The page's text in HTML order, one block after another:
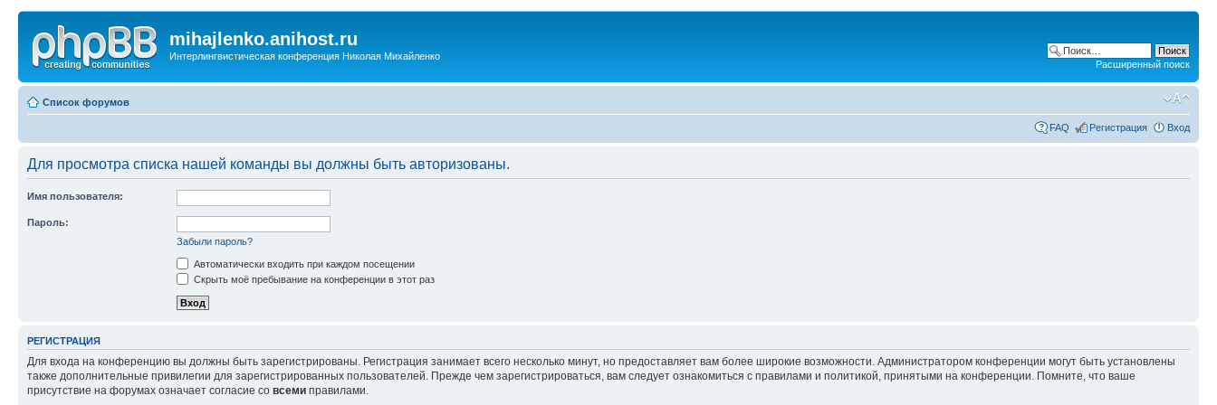
mihajlenko.anihost.ru
Интерлингвистическая конференция Николая Михайленко
Расширенный поиск
Список форумов
FAQ Регистрация Вход
Для просмотра списка нашей команды вы должны быть авторизованы.
Имя пользователя:
Пароль:
Забыли пароль?
Автоматически входить при каждом посещении
Скрыть моё пребывание на конференции в этот раз
РЕГИСТРАЦИЯ
Для входа на конференцию вы должны быть зарегистрированы. Регистрация занимает всего несколько минут, но предоставляет вам более широкие возможности. Администратором конференции могут быть установлены
также дополнительные привилегии для зарегистрированных пользователей. Прежде чем зарегистрироваться, вам следует ознакомиться с правилами и политикой, принятыми на конференции. Помните, что ваше
присутствие на форумах означает согласие со всеми правилами.